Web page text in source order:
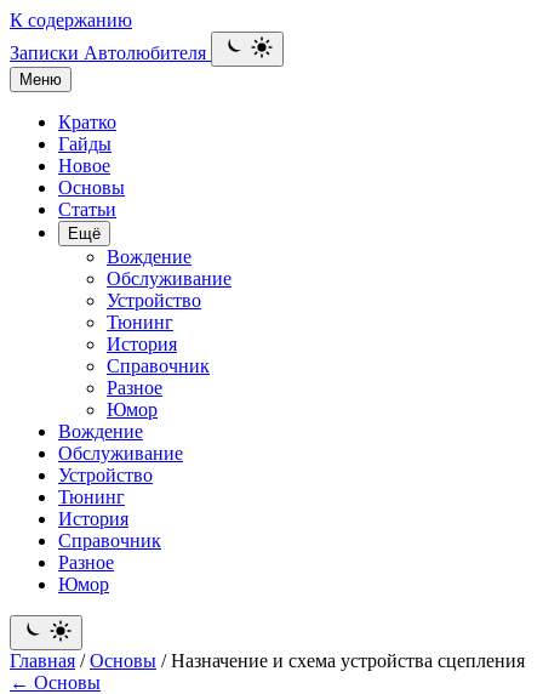
К содержанию
Записки Автолюбителя
Меню
Кратко
Гайды
Новое
Основы
Статьи
Ещё
Вождение
Обслуживание
Устройство
Тюнинг
История
Справочник
Разное
Юмор
Вождение
Обслуживание
Устройство
Тюнинг
История
Справочник
Разное
Юмор
Главная / Основы / Назначение и схема устройства сцепления
← Основы